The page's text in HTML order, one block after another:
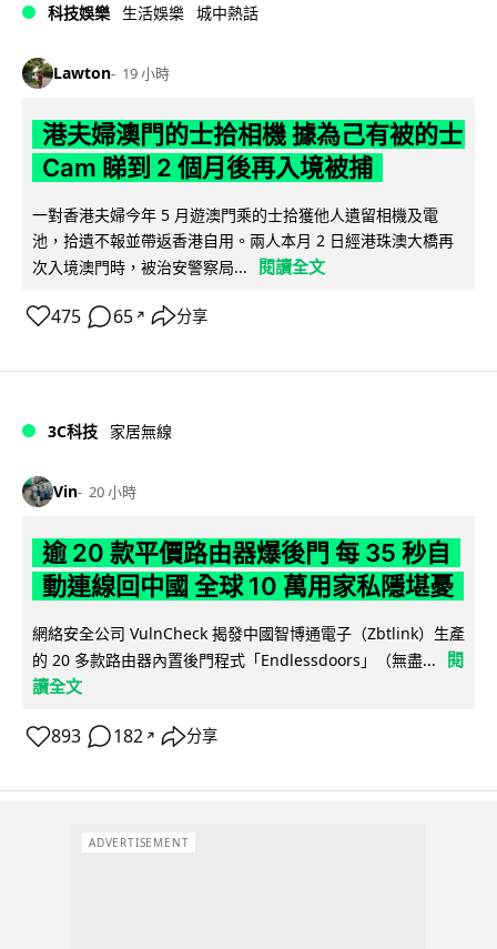
科技娛樂 生活娛樂 城中熱話
Lawton 19 小時
港夫婦澳門的士拾相機 據為己有被的士
Cam 睇到 2 個月後再入境被捕
一對香港夫婦今年 5 月遊澳門乘的士拾獲他人遺留相機及電
池，拾遺不報並帶返香港自用。兩人本月 2 日經港珠澳大橋再
次入境澳門時，被治安警察局...
閱讀全文
475 65 ↗ 分享
3C科技 家居無線
Vin 20 小時
逾 20 款平價路由器爆後門 每 35 秒自
動連線回中國 全球 10 萬用家私隱堪憂
網絡安全公司 VulnCheck 揭發中國智博通電子（Zbtlink）生產
的 20 多款路由器內置後門程式「Endlessdoors」（無盡...
閱
讀全文
893 182 ↗ 分享
ADVERTISEMENT